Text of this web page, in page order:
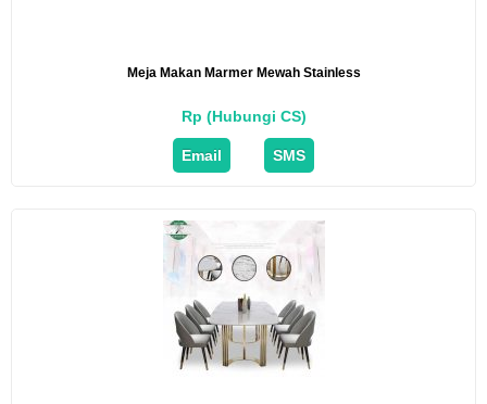
Meja Makan Marmer Mewah Stainless
Rp (Hubungi CS)
Email SMS